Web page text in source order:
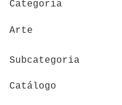
Categoria
Arte
Subcategoria
Catálogo